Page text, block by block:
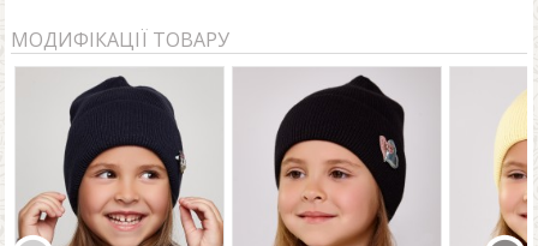
МОДИФІКАЦІЇ ТОВАРУ